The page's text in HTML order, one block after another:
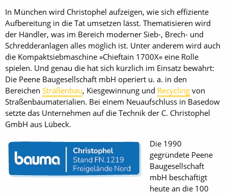
In München wird Christophel aufzeigen, wie sich effiziente
Aufbereitung in die Tat umsetzen lässt. Thematisieren wird
der Händler, was im Bereich moderner Sieb-, Brech- und
Schredderanlagen alles möglich ist. Unter anderem wird auch
die Kompaktsiebmaschine »Chieftain 1700X« eine Rolle
spielen. Und genau die hat sich kürzlich im Einsatz bewährt:
Die Peene Baugesellschaft mbH operiert u. a. in den
Bereichen Straßenbau, Kiesgewinnung und Recycling von
Straßenbaumaterialien. Bei einem Neuaufschluss in Basedow
setzte das Unternehmen auf die Technik der C. Christophel
GmbH aus Lübeck.
Die 1990
gegründete Peene
Baugesellschaft
mbH beschäftigt
heute an die 100